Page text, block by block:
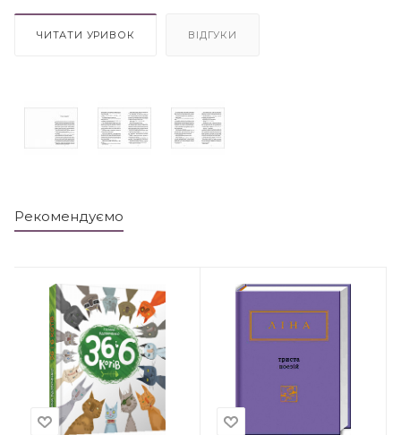
ЧИТАТИ УРИВОК ВІДГУКИ
Рекомендуємо